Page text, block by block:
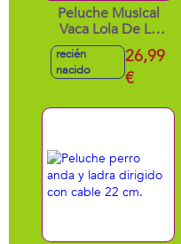
Peluche Musical
Vaca Lola De La
Granja De Zenón
30X13X23 Cm
recién
nacido
26,99
€